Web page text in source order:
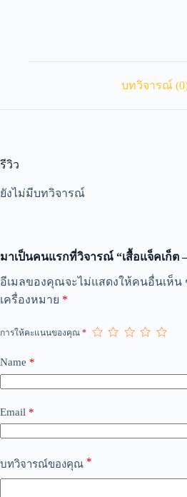
บทวิจารณ์
รีวิว
ยังไม่มีบทวิจารณ์
มาเป็นคนแรกที่วิจารณ์ “เสื้อแจ็คเก็ต –
อีเมลของคุณจะไม่แสดงให้คนอื่นเห็น
เครื่องหมาย *
การให้คะแนนของคุณ *
Name *
Email *
บทวิจารณ์ของคุณ *
A
t
r
a
t
e